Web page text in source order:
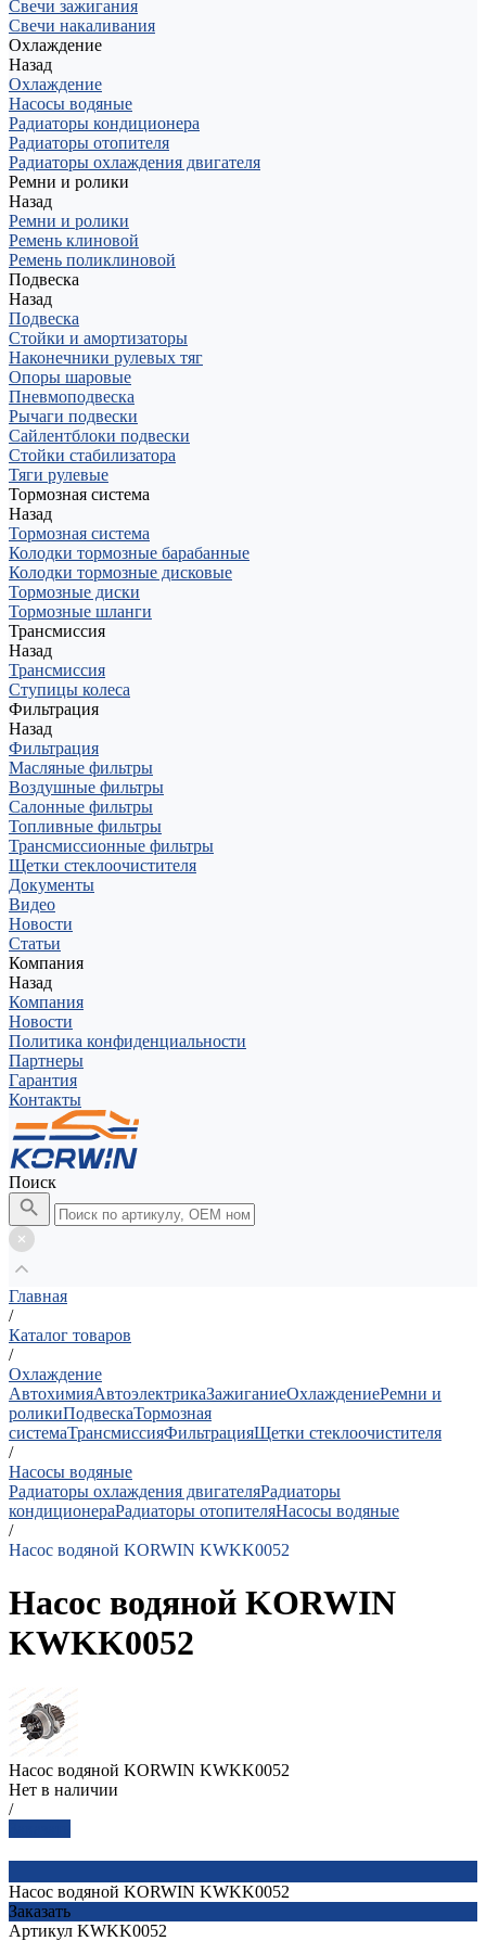
Свечи зажигания
Свечи накаливания
Охлаждение
Назад
Охлаждение
Насосы водяные
Радиаторы кондиционера
Радиаторы отопителя
Радиаторы охлаждения двигателя
Ремни и ролики
Назад
Ремни и ролики
Ремень клиновой
Ремень поликлиновой
Подвеска
Назад
Подвеска
Стойки и амортизаторы
Наконечники рулевых тяг
Опоры шаровые
Пневмоподвеска
Рычаги подвески
Сайлентблоки подвески
Стойки стабилизатора
Тяги рулевые
Тормозная система
Назад
Тормозная система
Колодки тормозные барабанные
Колодки тормозные дисковые
Тормозные диски
Тормозные шланги
Трансмиссия
Назад
Трансмиссия
Ступицы колеса
Фильтрация
Назад
Фильтрация
Масляные фильтры
Воздушные фильтры
Салонные фильтры
Топливные фильтры
Трансмиссионные фильтры
Щетки стеклоочистителя
Документы
Видео
Новости
Статьи
Компания
Назад
Компания
Новости
Политика конфиденциальности
Партнеры
Гарантия
Контакты
Поиск
Главная
/
Каталог товаров
/
Охлаждение
АвтохимияАвтоэлектрикаЗажиганиеОхлаждениеРемни и
роликиПодвескаТормозная
системаТрансмиссияФильтрацияЩетки стеклоочистителя
/
Насосы водяные
Радиаторы охлаждения двигателяРадиаторы
кондиционераРадиаторы отопителяНасосы водяные
/
Насос водяной KORWIN KWKK0052
Насос водяной KORWIN
KWKK0052
Насос водяной KORWIN KWKK0052
Нет в наличии
/
Насос водяной KORWIN KWKK0052
Заказать
Артикул KWKK0052